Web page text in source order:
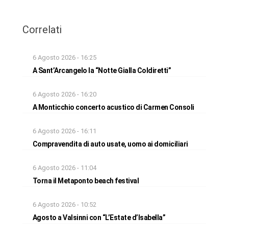
Correlati
6 Agosto 2026 - 16:25
A Sant’Arcangelo la “Notte Gialla Coldiretti”
6 Agosto 2026 - 16:20
A Monticchio concerto acustico di Carmen Consoli
6 Agosto 2026 - 16:11
Compravendita di auto usate, uomo ai domiciliari
6 Agosto 2026 - 11:04
Torna il Metaponto beach festival
6 Agosto 2026 - 10:52
Agosto a Valsinni con “L’Estate d’Isabella”